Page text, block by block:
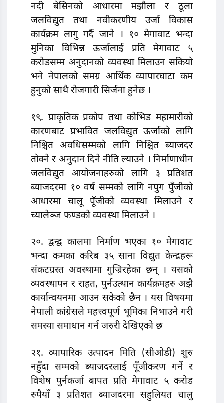
नदी बेसिनको आधारमा मझौला र ठूला
जलविद्युत तथा नवीकरणीय उर्जा विकास
कार्यक्रम लागु गर्दै जाने । १० मेगावाट भन्दा
मुनिका विभिन्न ऊर्जालाई प्रति मेगावाट ५
करोडसम्म अनुदानको व्यवस्था मिलाउन सकियो
भने नेपालको समग्र आर्थिक व्यापारघाटा कम
हुनुको साथै रोजगारी सिर्जना हुनेछ ।
१९. प्राकृतिक प्रकोप तथा कोभिड महामारीको
कारणबाट प्रभावित जलविद्युत ऊर्जाको लागि
निश्चित अवधिसम्मको लागि निश्चित ब्याजदर
तोक्ने र अनुदान दिने नीति ल्याउने । निर्माणाधीन
जलविद्युत आयोजनाहरुको लागि ३ प्रतिशत
ब्याजदरमा १० वर्ष सम्मको लागि नपुग पुँजीको
आधारमा चालू पूँजीको व्यवस्था मिलाउने र
च्यालेञ्ज फण्डको व्यवस्था मिलाउने ।
२०. द्वन्द्व कालमा निर्माण भएका १० मेगावाट
भन्दा कमका करिब ३५ साना विद्युत केन्द्रहरू
संकटग्रस्त अवस्थामा गुज्रिरहेका छन् । यसको
व्यवस्थापन र राहत, पुर्नउत्थान कार्यक्रमहरु अझै
कार्यान्वयनमा आउन सकेको छैन । यस विषयमा
नेपाली कांग्रेसले महत्त्वपूर्ण भूमिका निभाउने गरी
समस्या समाधान गर्न जरुरी देखिएको छ
२१. व्यापारिक उत्पादन मिति (सीओडी) शुरु
नहुँदा सम्मको ब्याजदरलाई पूँजीकरण गर्ने र
विशेष पुर्नकर्जा बापत प्रति मेगावाट ५ करोड
रुपैयाँ ३ प्रतिशत ब्याजदरमा सहुलियत चालु